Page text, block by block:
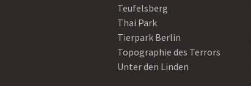
Teufelsberg
Thai Park
Tierpark Berlin
Topographie des Terrors
Unter den Linden